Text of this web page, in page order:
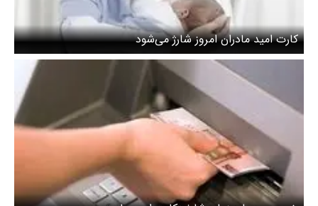
کارت امید مادران امروز شارژ می‌شود